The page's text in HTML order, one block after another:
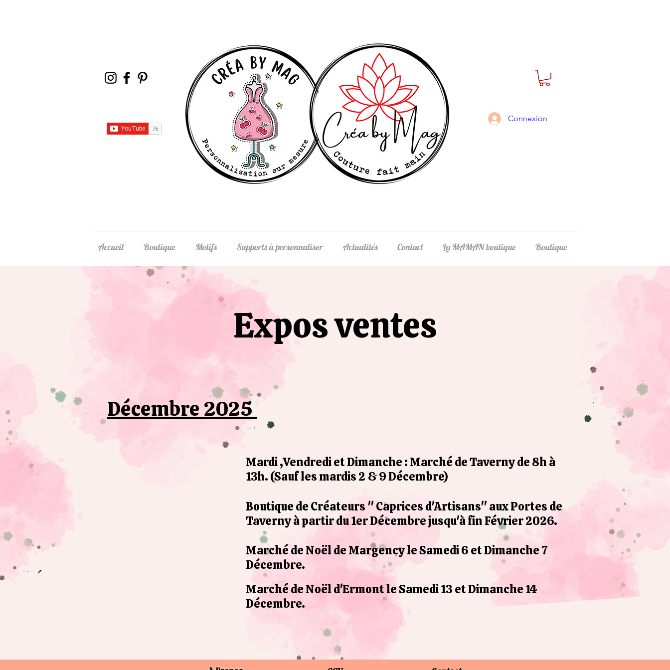
Connexion
Accueil Boutique Motifs Supports à personnaliser Actualités Contact La MAMAN boutique Boutique
Expos ventes
Décembre 2025
Mardi ,Vendredi et Dimanche : Marché de Taverny de 8h à
13h. (Sauf les mardis 2 & 9 Décembre)
Boutique de Créateurs " Caprices d'Artisans" aux Portes de
Taverny à partir du 1er Décembre jusqu'à fin Février 2026.
Marché de Noël de Margency le Samedi 6 et Dimanche 7
Décembre.
Marché de Noël d'Ermont le Samedi 13 et Dimanche 14
Décembre.